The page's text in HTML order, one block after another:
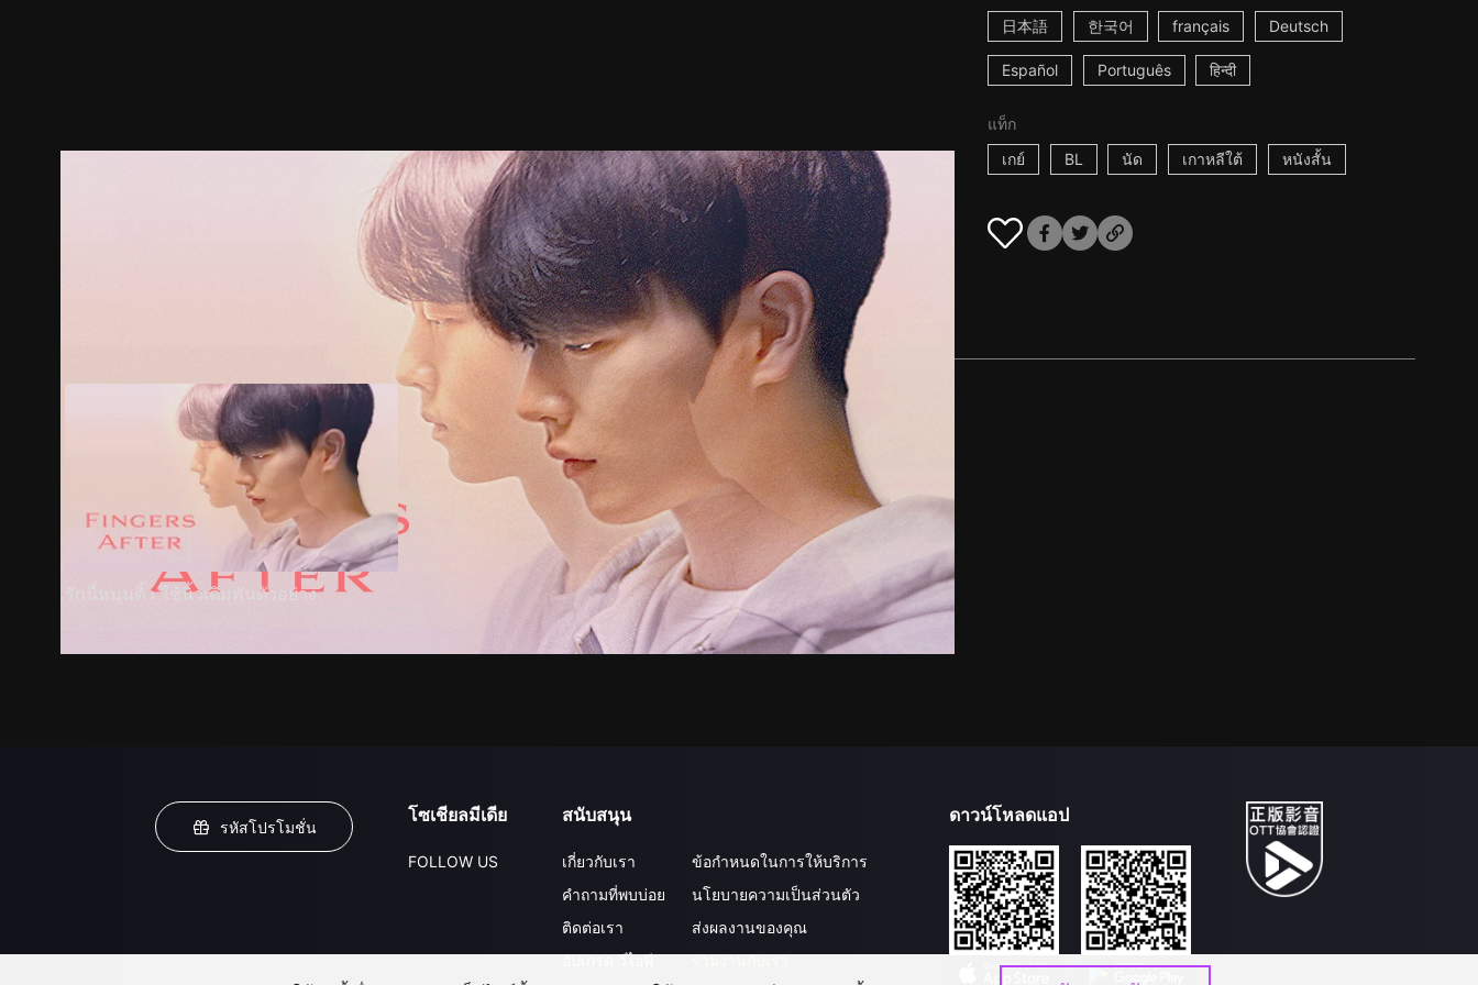
日本語 한국어 français Deutsch
Español Português हिन्दी
แท็ก
เกย์
BL นัด เกาหลีใต้ หนังสั้น
รายละเอียด
รักนี้หมุนติ้ว ใช้นิ้วเดิมพันตัวอย่าง
รหัสโปรโมชั่น
โซเชียลมีเดีย
FOLLOW US
สนับสนุน
เกี่ยวกับเรา
คำถามที่พบบ่อย
ติดต่อเรา
อัปเกรด วีไอพี
ข้อกำหนดในการให้บริการ
นโยบายความเป็นส่วนตัว
ส่งผลงานของคุณ
ร่วมงานกับเรา
ดาวน์โหลดแอป